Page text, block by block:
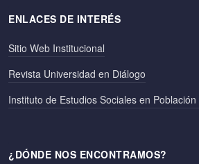
ENLACES DE INTERÉS
Sitio Web Institucional
Revista Universidad en Diálogo
Instituto de Estudios Sociales en Población
¿DÓNDE NOS ENCONTRAMOS?